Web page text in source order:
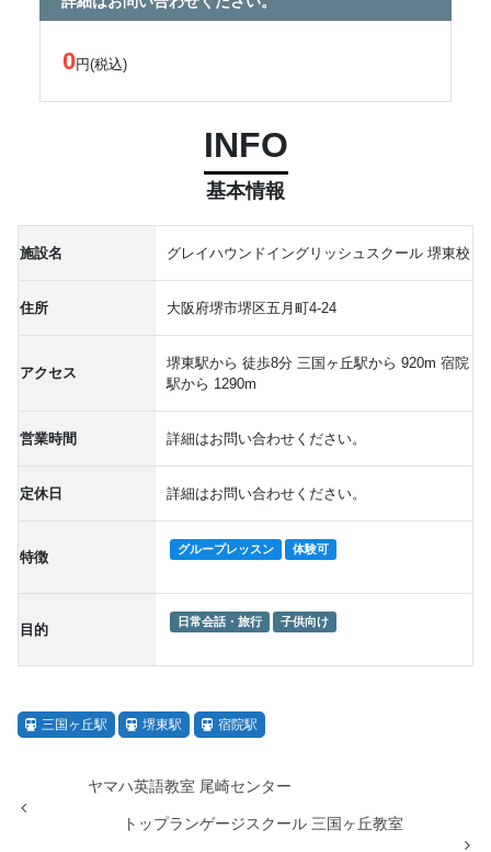
0円(税込)
INFO
基本情報
施設名 グレイハウンドイングリッシュスクール 堺東校
住所 大阪府堺市堺区五月町4-24
アクセス
堺東駅から 徒歩8分 三国ヶ丘駅から 920m 宿院
駅から 1290m
営業時間 詳細はお問い合わせください。
定休日 詳細はお問い合わせください。
特徴 グループレッスン 体験可
目的 日常会話・旅行 子供向け
三国ヶ丘駅 堺東駅 宿院駅
ヤマハ英語教室 尾崎センター
トップランゲージスクール 三国ヶ丘教室